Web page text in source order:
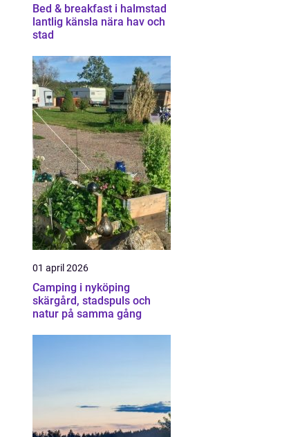
Bed & breakfast i halmstad
lantlig känsla nära hav och
stad
01 april 2026
Camping i nyköping
skärgård, stadspuls och
natur på samma gång